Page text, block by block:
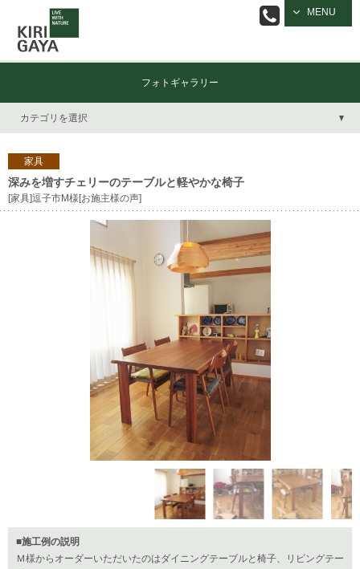
MENU
逗子の工務店
｜キリガヤ
フォトギャラリー
カテゴリを選択
家具
深みを増すチェリーのテーブルと軽やかな椅子
[家具]逗子市M様[お施主様の声]
■施工例の説明
Ｍ様からオーダーいただいたのはダイニングテーブルと椅子、リビングテー